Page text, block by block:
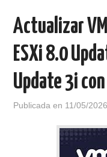
Actualizar
ESXi 8.0
Update 3i con
Publicada en 11/05/2026